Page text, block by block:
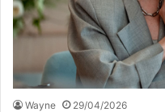
Wayne 29/04/2026